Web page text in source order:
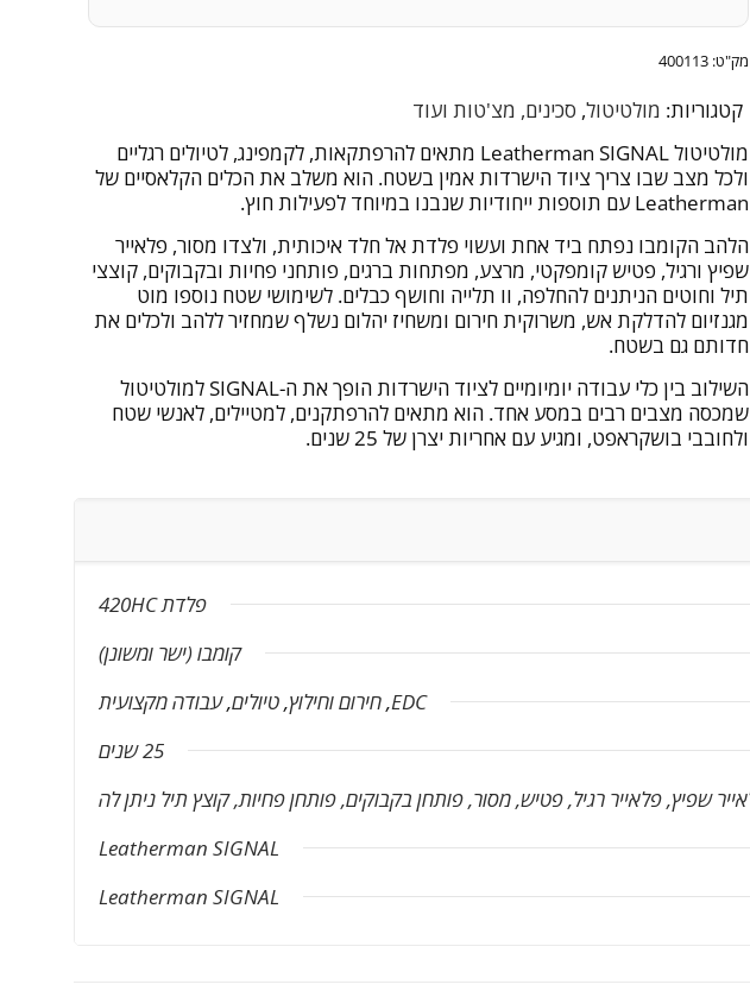
מק"ט: 400113
קטגוריות: מולטיטול, סכינים, מצ'טות ועוד
מולטיטול Leatherman SIGNAL מתאים להרפתקאות, לקמפינג, לטיולים רגליים
ולכל מצב שבו צריך ציוד הישרדות אמין בשטח. הוא משלב את הכלים הקלאסיים של
Leatherman עם תוספות ייחודיות שנבנו במיוחד לפעילות חוץ.
הלהב הקומבו נפתח ביד אחת ועשוי פלדת אל חלד איכותית, ולצדו מסור, פלאייר
שפיץ ורגיל, פטיש קומפקטי, מרצע, מפתחות ברגים, פותחני פחיות ובקבוקים, קוצצי
תיל וחוטים הניתנים להחלפה, וו תלייה וחושף כבלים. לשימושי שטח נוספו מוט
מגנזיום להדלקת אש, משרוקית חירום ומשחיז יהלום נשלף שמחזיר ללהב ולכלים את
חדותם גם בשטח.
השילוב בין כלי עבודה יומיומיים לציוד הישרדות הופך את ה-SIGNAL למולטיטול
שמכסה מצבים רבים במסע אחד. הוא מתאים להרפתקנים, למטיילים, לאנשי שטח
ולחובבי בושקראפט, ומגיע עם אחריות יצרן של 25 שנים.
פלדת 420HC
קומבו (ישר ומשונן)
EDC
,חירום וחילוץ,טיולים,עבודה מקצועית
25 שנים
Leatherman SIGNAL
Leatherman SIGNAL